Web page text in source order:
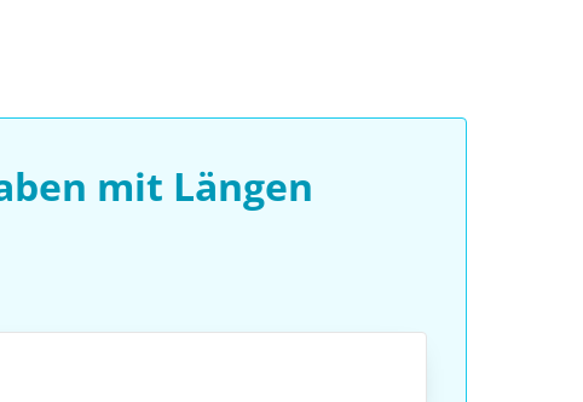
mit Längen